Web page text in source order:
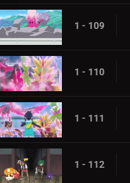
1 - 109
1 - 110
1 - 111
1 - 112